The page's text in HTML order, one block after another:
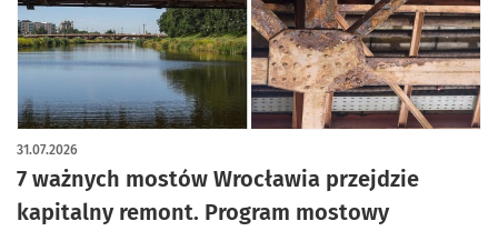
7 ważnych mostów Wrocławia przejdzie
kapitalny remont. Program mostowy
31.07.2026
artykuł z galerią zdjęć